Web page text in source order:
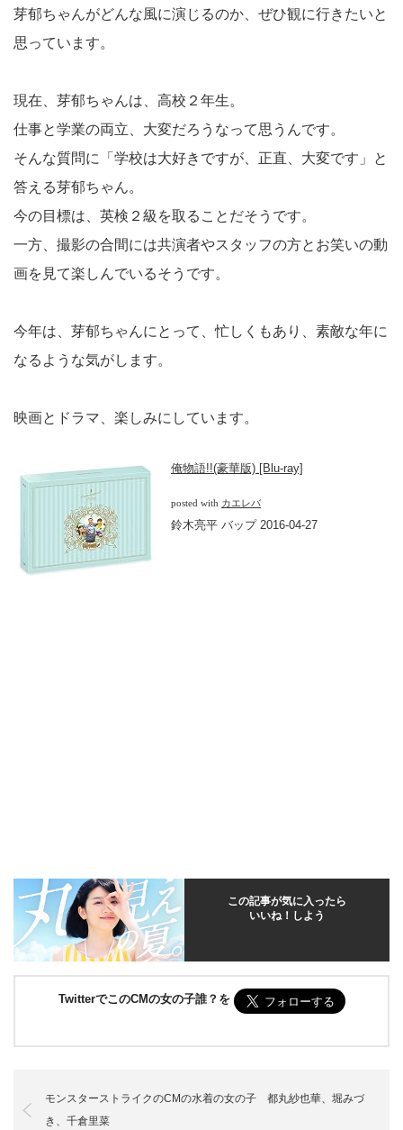
芽郁ちゃんがどんな風に演じるのか、ぜひ観に行きたいと
思っています。
現在、芽郁ちゃんは、高校２年生。
仕事と学業の両立、大変だろうなって思うんです。
そんな質問に「学校は大好きですが、正直、大変です」と
答える芽郁ちゃん。
今の目標は、英検２級を取ることだそうです。
一方、撮影の合間には共演者やスタッフの方とお笑いの動
画を見て楽しんでいるそうです。
今年は、芽郁ちゃんにとって、忙しくもあり、素敵な年に
なるような気がします。
映画とドラマ、楽しみにしています。
俺物語!!(豪華版) [Blu-ray]
posted with カエレバ
鈴木亮平 バップ 2016-04-27
この記事が気に入ったら
いいね！しよう
TwitterでこのCMの女の子誰？を
モンスターストライクのCMの水着の女の子 都丸紗也華、堀みづ
き、千倉里菜